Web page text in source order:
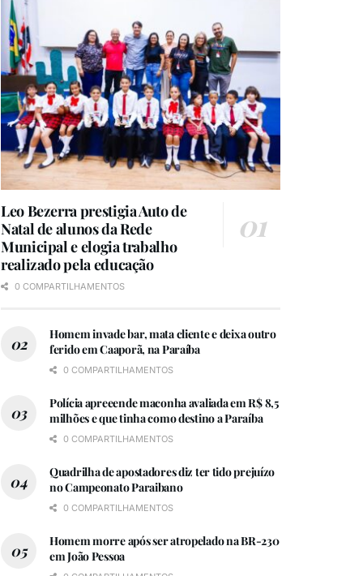
Leo Bezerra prestigia Auto de
Natal de alunos da Rede
Municipal e elogia trabalho
realizado pela educação
0 COMPARTILHAMENTOS
Homem invade bar, mata cliente e deixa outro
ferido em Caaporã, na Paraíba
0 COMPARTILHAMENTOS
Polícia apreeende maconha avaliada em R$ 8,5
milhões e que tinha como destino a Paraíba
0 COMPARTILHAMENTOS
Quadrilha de apostadores diz ter tido prejuízo
no Campeonato Paraibano
0 COMPARTILHAMENTOS
Homem morre após ser atropelado na BR-230
em João Pessoa